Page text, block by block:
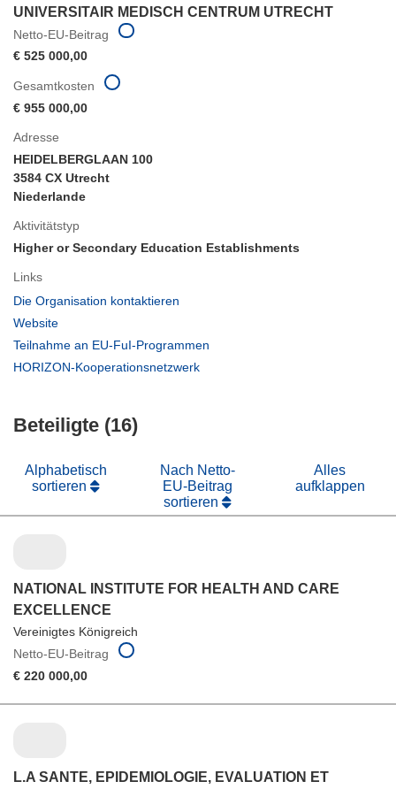
UNIVERSITAIR MEDISCH CENTRUM UTRECHT
Netto-EU-Beitrag
€ 525 000,00
Adresse
HEIDELBERGLAAN 100
3584 CX Utrecht
Niederlande
Aktivitätstyp
Higher or Secondary Education Establishments
Links
Die Organisation kontaktieren
Website
in
Fenster)
Teilnahme an EU-FuI-Programmen
HORIZON-Kooperationsnetzwerk
Gesamtkosten
€ 955 000,00
Beteiligte (16)
Alphabetisch
sortieren
Nach Netto-
EU-Beitrag
sortieren
Alles
aufklappen
NATIONAL INSTITUTE FOR HEALTH AND CARE
EXCELLENCE
Vereinigtes Königreich
Netto-EU-Beitrag
€ 220 000,00
L.A SANTE, EPIDEMIOLOGIE, EVALUATION ET